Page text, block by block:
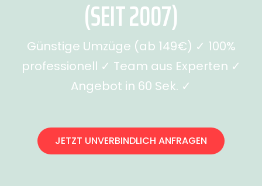
(SEIT 2007)
Günstige Umzüge (ab 149€) ✓ 100%
professionell ✓ Team aus Experten ✓
Angebot in 60 Sek. ✓
JETZT UNVERBINDLICH ANFRAGEN